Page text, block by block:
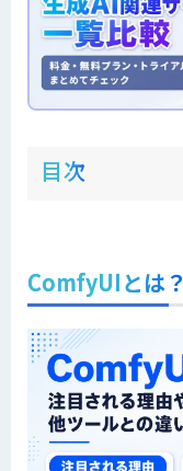
目次
ComfyUIとは？